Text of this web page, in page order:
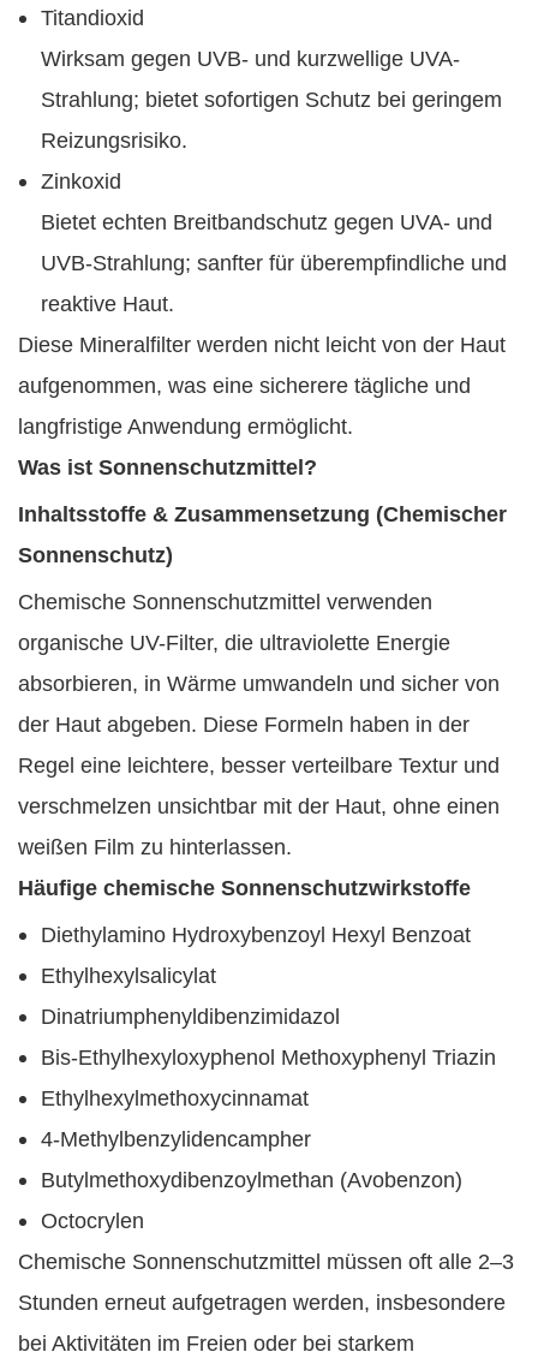
Titandioxid
Wirksam gegen UVB- und kurzwellige UVA-
Strahlung; bietet sofortigen Schutz bei geringem
Reizungsrisiko.
Zinkoxid
Bietet echten Breitbandschutz gegen UVA- und
UVB-Strahlung; sanfter für überempfindliche und
reaktive Haut.
Diese Mineralfilter werden nicht leicht von der Haut
aufgenommen, was eine sicherere tägliche und
langfristige Anwendung ermöglicht.
Was ist Sonnenschutzmittel?
Inhaltsstoffe & Zusammensetzung (Chemischer
Sonnenschutz)
Chemische Sonnenschutzmittel verwenden
organische UV-Filter, die ultraviolette Energie
absorbieren, in Wärme umwandeln und sicher von
der Haut abgeben. Diese Formeln haben in der
Regel eine leichtere, besser verteilbare Textur und
verschmelzen unsichtbar mit der Haut, ohne einen
weißen Film zu hinterlassen.
Häufige chemische Sonnenschutzwirkstoffe
Diethylamino Hydroxybenzoyl Hexyl Benzoat
Ethylhexylsalicylat
Dinatriumphenyldibenzimidazol
Bis-Ethylhexyloxyphenol Methoxyphenyl Triazin
Ethylhexylmethoxycinnamat
4-Methylbenzylidencampher
Butylmethoxydibenzoylmethan (Avobenzon)
Octocrylen
Chemische Sonnenschutzmittel müssen oft alle 2–3
Stunden erneut aufgetragen werden, insbesondere
bei Aktivitäten im Freien oder bei starkem